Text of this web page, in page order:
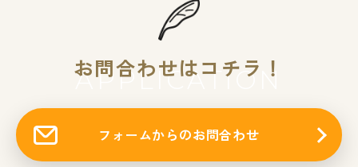
お問合わせはコチラ！
APPLICATION
フォームからのお問合わせ